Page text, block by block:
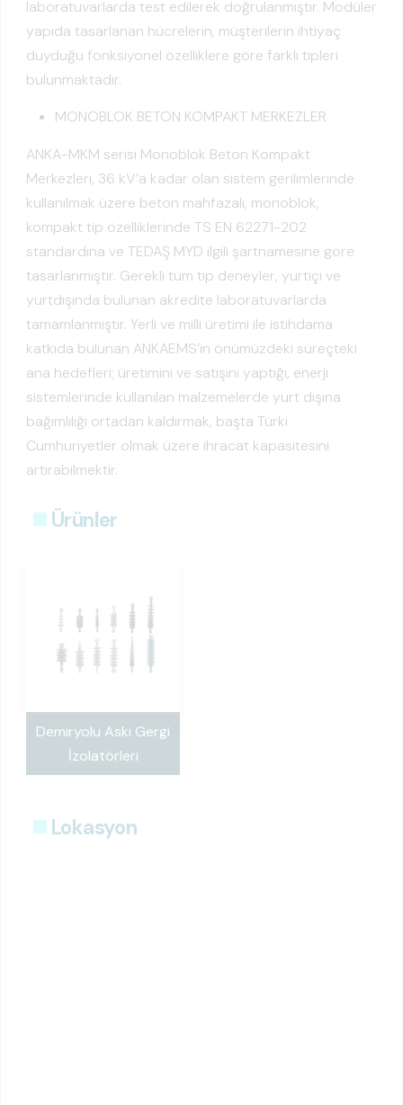
laboratuvarlarda test edilerek doğrulanmıştır. Modüler
yapıda tasarlanan hücrelerin, müşterilerin ihtiyaç
duyduğu fonksiyonel özelliklere göre farklı tipleri
bulunmaktadır.
MONOBLOK BETON KOMPAKT MERKEZLER
ANKA-MKM serisi Monoblok Beton Kompakt
Merkezleri, 36 kV’a kadar olan sistem gerilimlerinde
kullanılmak üzere beton mahfazalı, monoblok,
kompakt tip özelliklerinde TS EN 62271-202
standardına ve TEDAŞ MYD ilgili şartnamesine göre
tasarlanmıştır. Gerekli tüm tip deneyler, yurtiçi ve
yurtdışında bulunan akredite laboratuvarlarda
tamamlanmıştır. Yerli ve milli üretimi ile istihdama
katkıda bulunan ANKAEMS’in önümüzdeki süreçteki
ana hedefleri; üretimini ve satışını yaptığı, enerji
sistemlerinde kullanılan malzemelerde yurt dışına
bağımlılığı ortadan kaldırmak, başta Türki
Cumhuriyetler olmak üzere ihracat kapasitesini
artırabilmektir.
Ürünler
Demiryolu Askı Gergi
İzolatörleri
Lokasyon